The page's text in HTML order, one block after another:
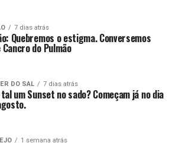
7 dias atrás
Quebremos o estigma. Conversemos
do Pulmão
DO SAL 7 dias atrás
tal um Sunset no sado? Começam já no dia
1 semana atrás